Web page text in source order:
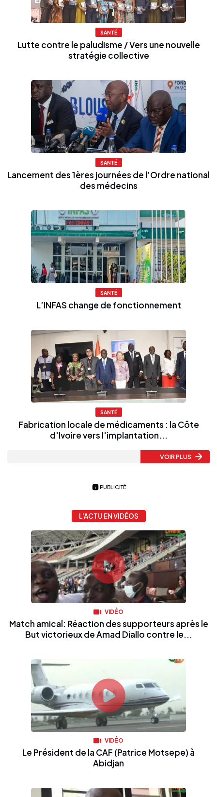
SANTÉ
Lutte contre le paludisme / Vers une nouvelle
stratégie collective
SANTÉ
Lancement des 1ères journées de l’Ordre national
des médecins
SANTÉ
L’INFAS change de fonctionnement
SANTÉ
Fabrication locale de médicaments : la Côte
d'Ivoire vers l'implantation...
VOIR PLUS
PUBLICITÉ
L'ACTU EN VIDÉOS
VIDÉO
Match amical: Réaction des supporteurs après le
But victorieux de Amad Diallo contre le...
VIDÉO
Le Président de la CAF (Patrice Motsepe) à
Abidjan